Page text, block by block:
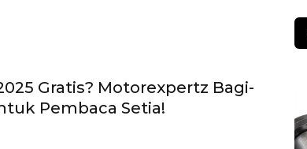
Gratis? Motorexpertz Bagi-
Pembaca Setia!